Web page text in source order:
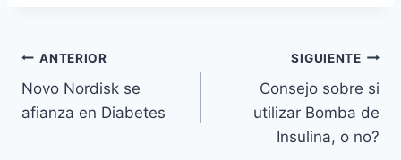
Navegación
de
ANTERIOR
Novo Nordisk se
afianza en Diabetes
SIGUIENTE
Consejo sobre si
utilizar Bomba de
Insulina, o no?